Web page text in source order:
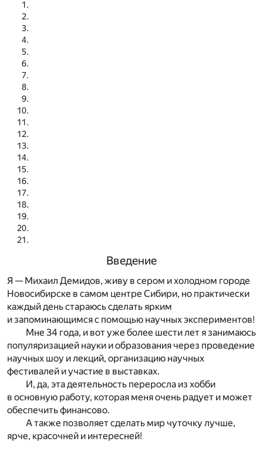
Введение
Я — Михаил Демидов, живу в сером и холодном городе
Новосибирске в самом центре Сибири, но практически
каждый день стараюсь сделать ярким
и запоминающимся с помощью научных экспериментов!
Мне 34 года, и вот уже более шести лет я занимаюсь
популяризацией науки и образования через проведение
научных шоу и лекций, организацию научных
фестивалей и участие в выставках.
И, да, эта деятельность переросла из хобби
в основную работу, которая меня очень радует и может
обеспечить финансово.
А также позволяет сделать мир чуточку лучше,
ярче, красочней и интересней!